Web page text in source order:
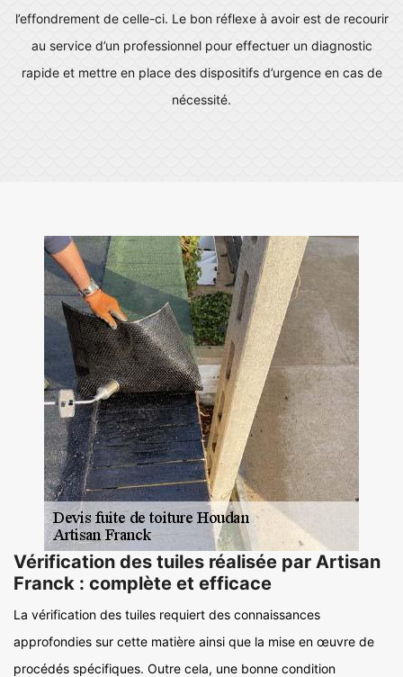
l’effondrement de celle-ci. Le bon réflexe à avoir est de recourir
au service d’un professionnel pour effectuer un diagnostic
rapide et mettre en place des dispositifs d’urgence en cas de
nécessité.
Vérification des tuiles réalisée par Artisan
Franck : complète et efficace
La vérification des tuiles requiert des connaissances
approfondies sur cette matière ainsi que la mise en œuvre de
procédés spécifiques. Outre cela, une bonne condition